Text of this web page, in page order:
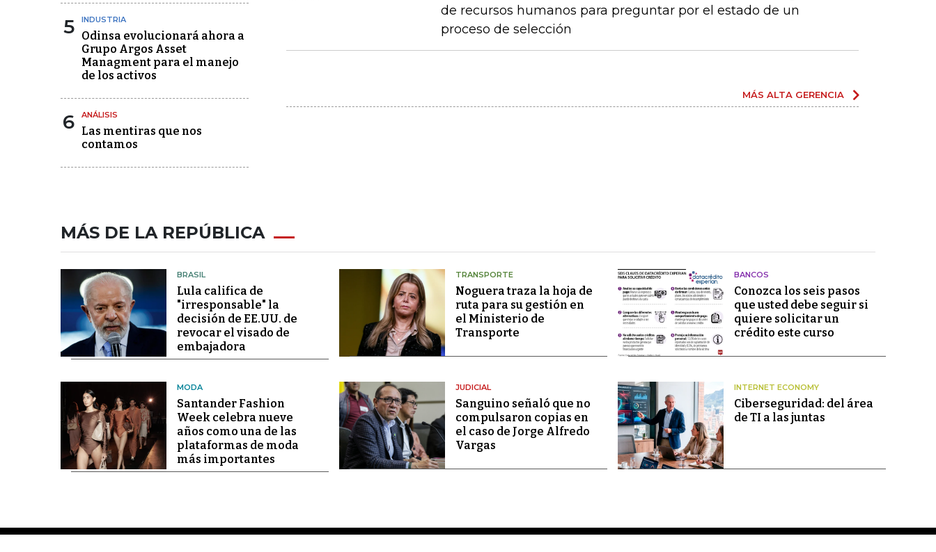
5 INDUSTRIA
Odinsa evolucionará ahora a
Grupo Argos Asset
Managment para el manejo
de los activos
6 ANÁLISIS
Las mentiras que nos
contamos
de recursos humanos para preguntar por el estado de un
proceso de selección
MÁS ALTA GERENCIA
MÁS DE LA REPÚBLICA
BRASIL
Lula califica de
"irresponsable" la
decisión de EE.UU. de
revocar el visado de
embajadora
TRANSPORTE
Noguera traza la hoja de
ruta para su gestión en
el Ministerio de
Transporte
BANCOS
Conozca los seis pasos
que usted debe seguir si
quiere solicitar un
crédito este curso
MODA
Santander Fashion
Week celebra nueve
años como una de las
plataformas de moda
más importantes
JUDICIAL
Sanguino señaló que no
compulsaron copias en
el caso de Jorge Alfredo
Vargas
INTERNET ECONOMY
Ciberseguridad: del área
de TI a las juntas